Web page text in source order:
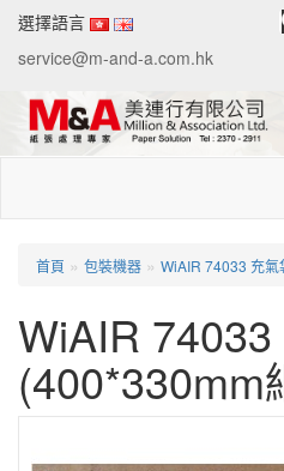
選擇語言
service@m-and-a.com.hk
首頁 » 包裝機器 » WiAIR 74033 充
WiAIR
(400*330mm